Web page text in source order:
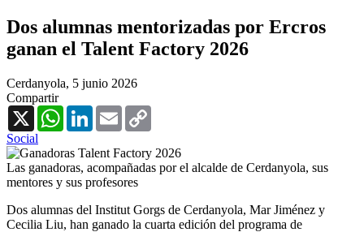
Dos alumnas mentorizadas por Ercros
ganan el Talent Factory 2026
Cerdanyola, 5 junio 2026
Compartir
X
WhatsAppLinkedInEmail
Social
Las ganadoras, acompañadas por el alcalde de Cerdanyola, sus
mentores y sus profesores
Dos alumnas del Institut Gorgs de Cerdanyola, Mar Jiménez y
Cecilia Liu, han ganado la cuarta edición del programa de